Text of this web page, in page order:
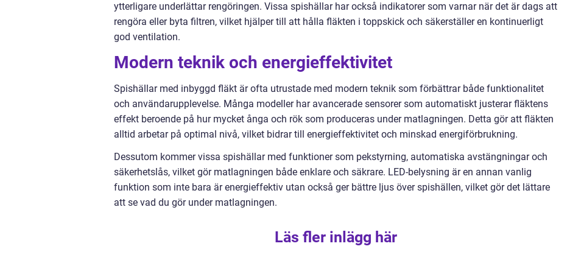
ytterligare underlättar rengöringen. Vissa spishällar har också indikatorer som varnar när det är dags att
rengöra eller byta filtren, vilket hjälper till att hålla fläkten i toppskick och säkerställer en kontinuerligt
god ventilation.
Modern teknik och energieffektivitet
Spishällar med inbyggd fläkt är ofta utrustade med modern teknik som förbättrar både funktionalitet
och användarupplevelse. Många modeller har avancerade sensorer som automatiskt justerar fläktens
effekt beroende på hur mycket ånga och rök som produceras under matlagningen. Detta gör att fläkten
alltid arbetar på optimal nivå, vilket bidrar till energieffektivitet och minskad energiförbrukning.
Dessutom kommer vissa spishällar med funktioner som pekstyrning, automatiska avstängningar och
säkerhetslås, vilket gör matlagningen både enklare och säkrare. LED-belysning är en annan vanlig
funktion som inte bara är energieffektiv utan också ger bättre ljus över spishällen, vilket gör det lättare
att se vad du gör under matlagningen.
Läs fler inlägg här